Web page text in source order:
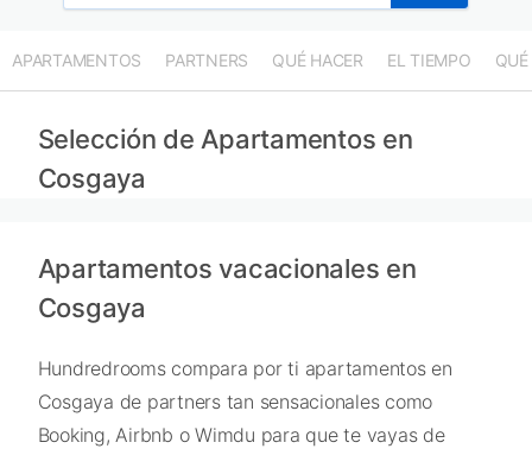
APARTAMENTOS PARTNERS QUÉ HACER EL TIEMPO QUÉ
Selección de Apartamentos en
Cosgaya
Apartamentos vacacionales en
Cosgaya
Hundredrooms compara por ti apartamentos en
Cosgaya de partners tan sensacionales como
Booking, Airbnb o Wimdu para que te vayas de